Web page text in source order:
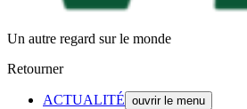
Un autre regard sur le monde
Retourner
ACTUALITÉ ouvrir le menu